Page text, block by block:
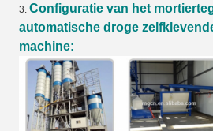
3. Configuratie van het
automatische droge
machine: